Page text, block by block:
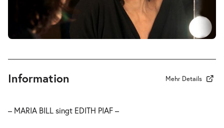
Information Mehr Details
– MARIA BILL singt EDITH PIAF –